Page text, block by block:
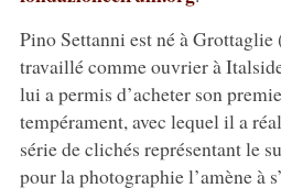
Pino Settanni est né à Grottaglie
travaillé comme ouvrier à
lui a permis d’acheter son
tempérament, avec lequel il a
série de clichés représentant le
pour la photographie l’amène à